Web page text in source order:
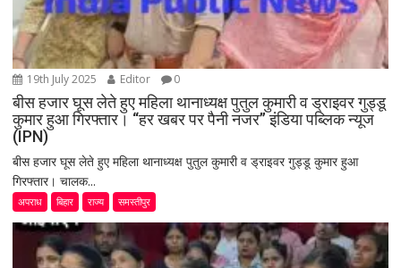
19th July 2025 Editor 0
बीस हजार घूस लेते हुए महिला थानाध्यक्ष पुतुल कुमारी व ड्राइवर गुड्डू
कुमार हुआ गिरफ्तार। “हर खबर पर पैनी नजर” इंडिया पब्लिक न्यूज
(IPN)
बीस हजार घूस लेते हुए महिला थानाध्यक्ष पुतुल कुमारी व ड्राइवर गुड्डू कुमार हुआ
गिरफ्तार। चालक...
अपराध बिहार राज्य समस्तीपुर